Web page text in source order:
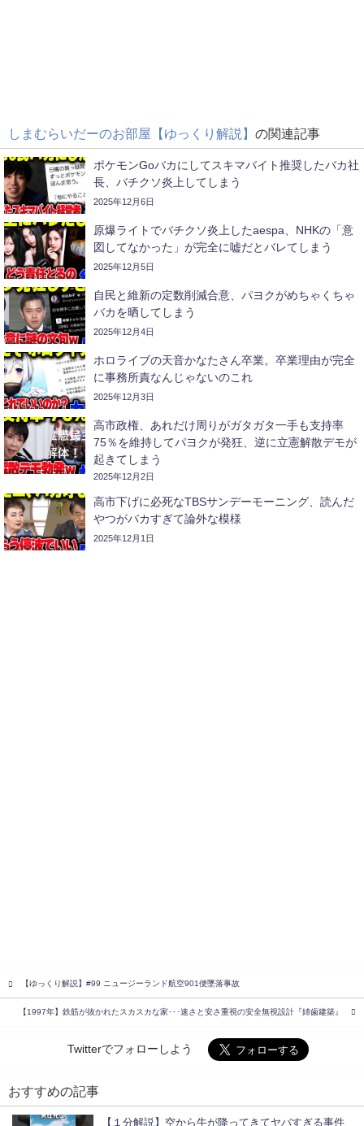
しまむらいだーのお部屋【ゆっくり解説】 の関連記事
ポケモンGoバカにしてスキマバイト推奨したバカ社
長、バチクソ炎上してしまう
2025年12月6日
原爆ライトでバチクソ炎上したaespa、NHKの「意
図してなかった」が完全に嘘だとバレてしまう
2025年12月5日
自民と維新の定数削減合意、パヨクがめちゃくちゃ
バカを晒してしまう
2025年12月4日
ホロライブの天音かなたさん卒業。卒業理由が完全
に事務所責なんじゃないのこれ
2025年12月3日
高市政権、あれだけ周りがガタガタ一手も支持率
75％を維持してパヨクが発狂、逆に立憲解散デモが
起きてしまう
2025年12月2日
高市下げに必死なTBSサンデーモーニング、読んだ
やつがバカすぎて論外な模様
2025年12月1日
【ゆっくり解説】#99 ニュージーランド航空901便墜落事故
【1997年】鉄筋が抜かれたスカスカな家･･･速さと安さ重視の安全無視設計『姉歯建築』
Twitterでフォローしよう
おすすめの記事
【１分解説】空から牛が降ってきてヤバすぎる事件